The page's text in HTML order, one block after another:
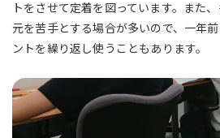
トをさせて定着を図っています。また
元を苦手とする場合が多いので、一年
ントを繰り返し使うこともあります。